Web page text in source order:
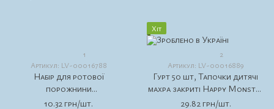
1
Артикул: LV-00016788
Набір для ротової
порожнини
(зубнащітка+дитяча зубна
10.32 грн/шт.
Хіт
2
Артикул: LV-00016889
Гурт 50 шт, Тапочки дитячі
махра закриті Happy Monster
5 мм EVA 22,5*9,5 см
29.82 грн/шт.